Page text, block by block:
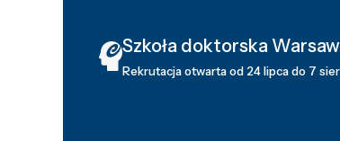
Szkoła doktorska
Rekrutacja otwarta od 24 lipca do 7